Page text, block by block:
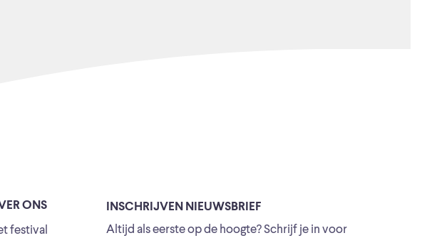
ONS
festival
INSCHRIJVEN NIEUWSBRIEF
Altijd als eerste op de hoogte? Schrijf je in voor